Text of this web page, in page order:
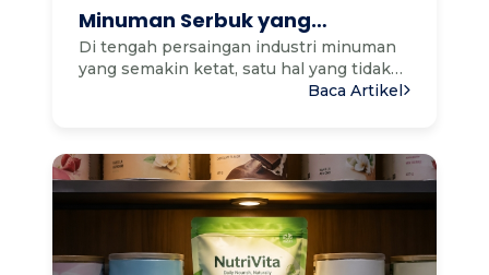
Minuman Serbuk yang
Berpotensi Laris di Pasaran
Di tengah persaingan industri minuman
yang semakin ketat, satu hal yang tidak
Baca Artikel